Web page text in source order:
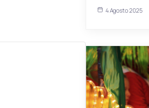
4 Agosto 2025